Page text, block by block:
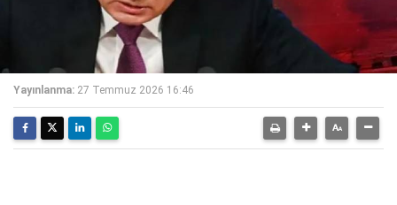
Yayınlanma: 27 Temmuz 2026 16:46